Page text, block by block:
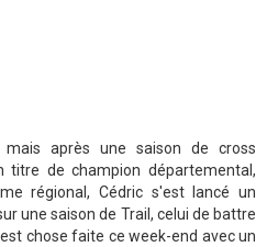
mais après une saison de cross
titre de champion départemental,
régional, Cédric s'est lancé un
une saison de Trail, celui de battre
chose faite ce week-end avec un